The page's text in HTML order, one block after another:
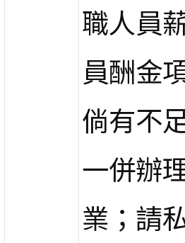
職人員
員酬金
倘有不
一併辦
業；請